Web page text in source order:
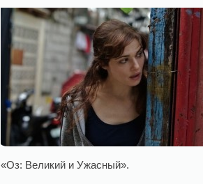
«Оз: Великий и Ужасный».